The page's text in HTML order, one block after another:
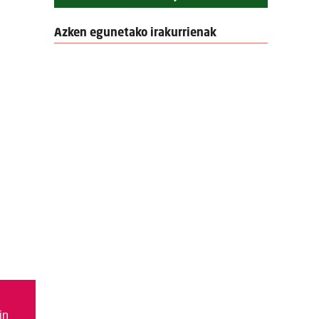
Azken egunetako irakurrienak